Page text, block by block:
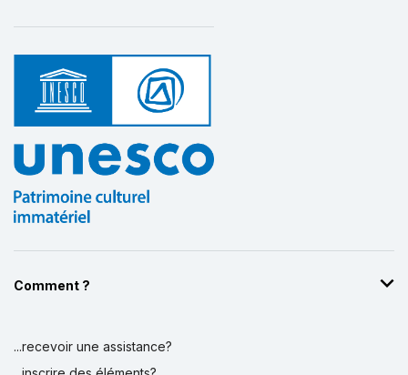
Comment ?
...recevoir une assistance?